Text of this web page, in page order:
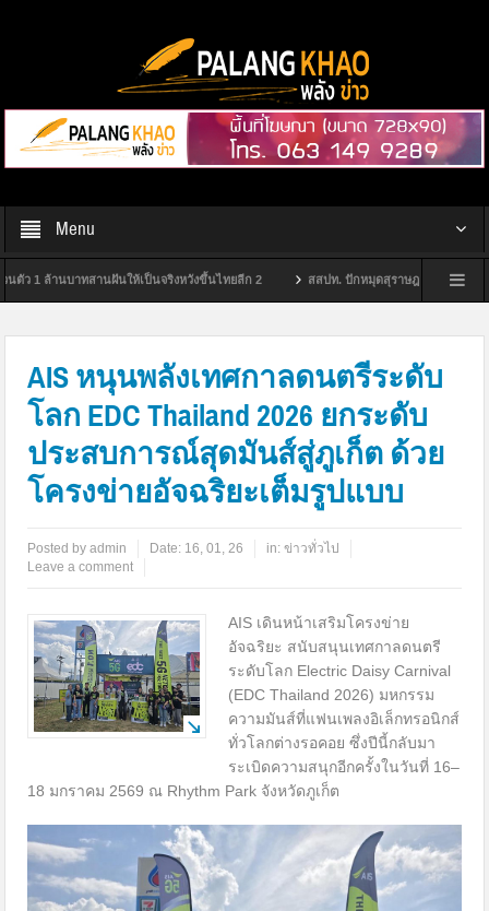
Menu
บาทสานฝันให้เป็นจริงหวังขึ้นไทยลีก 2 สสปท. ปักหมุดสุราษฎร์ฯ ยกระดับ “Safety
AIS หนุนพลังเทศกาลดนตรีระดับ
โลก EDC Thailand 2026 ยกระดับ
ประสบการณ์สุดมันส์สู่ภูเก็ต ด้วย
โครงข่ายอัจฉริยะเต็มรูปแบบ
Posted byadmin Date: 16, 01, 26 in:ข่าวทั่วไป
Leave a comment
AIS เดินหน้าเสริมโครงข่าย
อัจฉริยะ สนับสนุนเทศกาลดนตรี
ระดับโลก Electric Daisy Carnival
(EDC Thailand 2026) มหกรรม
ความมันส์ที่แฟนเพลงอิเล็กทรอนิกส์
ทั่วโลกต่างรอคอย ซึ่งปีนี้กลับมา
ระเบิดความสนุกอีกครั้งในวันที่ 16–
18 มกราคม 2569 ณ Rhythm Park จังหวัดภูเก็ต